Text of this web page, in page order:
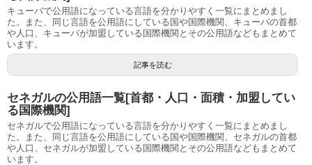
キューバで公用語になっている言語を分かりやすく一覧にまとめまし
た。また、同じ言語を公用語にしている国や国際機関、キューバの首都
や人口、キューバが加盟している国際機関とその公用語などもまとめて
います。
記事を読む
セネガルの公用語一覧[首都・人口・面積・加盟してい
る国際機関]
セネガルで公用語になっている言語を分かりやすく一覧にまとめまし
た。また、同じ言語を公用語にしている国や国際機関、セネガルの首都
や人口、セネガルが加盟している国際機関とその公用語などもまとめて
います。